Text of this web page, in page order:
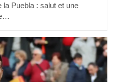
la Puebla : salut et une